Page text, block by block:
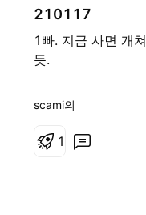
210117
1빠. 지금 사면 개
듯.
scami의
1